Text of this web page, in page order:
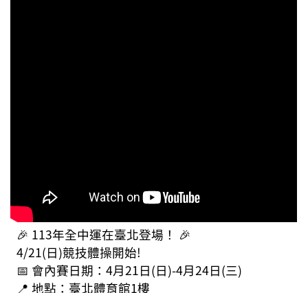
🎉 113年全中運在臺北登場！ 🎉
4/21(日)競技體操開始!
📅 會內賽日期：4月21日(日)-4月24日(三)
📍 地點：臺北體育館1樓